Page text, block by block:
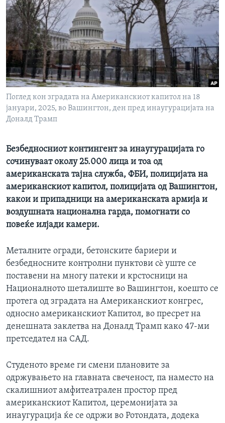
ИНТЕРВЈУА
Јазици
Поглед кон зградата на Американскиот капитол на 18
јануари, 2025, во Вашингтон, ден пред инаугурацијата на
Доналд Трамп
Безбедносниот контингент за инаугурацијата го
сочинуваат околу 25.000 лица и тоа од
американската тајна служба, ФБИ, полицијата на
американскиот капитол, полицијата од Вашингтон,
какои и припадници на американската армија и
воздушната национална гарда, помогнати со
повеќе илјади камери.
Металните огради, бетонските бариери и
безбедносните контролни пунктови сè уште се
поставени на многу патеки и крстосници на
Националното шеталиште во Вашингтон, коешто се
протега од зградата на Американскиот конгрес,
односно американскиот Капитол, во пресрет на
денешната заклетва на Доналд Трамп како 47-ми
претседател на САД.
Студеното време ги смени плановите за
одржувањето на главната свеченост, па наместо на
скалишниот амфитеатрален простор пред
американскиот Капитол, церемонијата за
инаугурација ќе се одржи во Ротондата, додека